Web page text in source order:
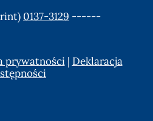
0137-3129 ------
prywatności| Deklaracja